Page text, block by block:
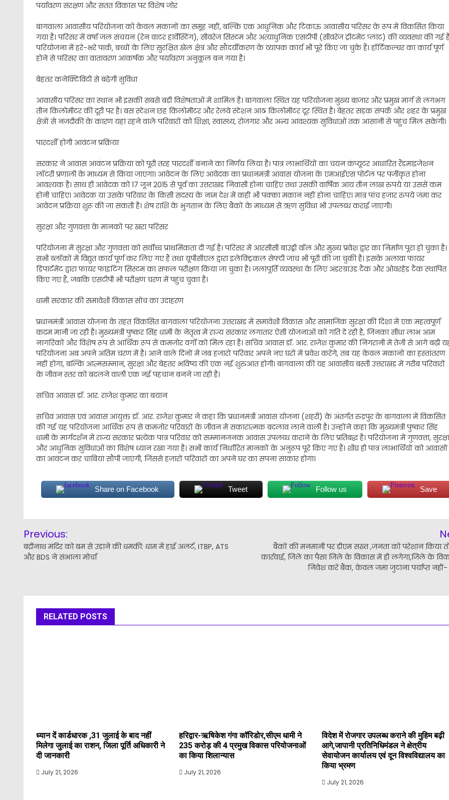
पर्यावरण संरक्षण और सतत विकास पर विशेष जोर
बागवाला आवासीय परियोजना को केवल मकानों का समूह नहीं, बल्कि एक आधुनिक और टिकाऊ आवासीय परिसर के रूप में विकसित किया
गया है। परिसर में वर्षा जल संचयन (रेन वाटर हार्वेस्टिंग), सीवरेज सिस्टम और अत्याधुनिक एसटीपी (सीवरेज ट्रीटमेंट प्लांट) की व्यवस्था की गई
परियोजना में हरे-भरे पार्क, बच्चों के लिए सुरक्षित खेल क्षेत्र और सौंदर्यीकरण के व्यापक कार्य भी पूरे किए जा चुके हैं। हॉर्टिकल्चर का कार्य पूर्ण
होने से परिसर का वातावरण आकर्षक और पर्यावरण अनुकूल बन गया है।
बेहतर कनेक्टिविटी से बढ़ेगी सुविधा
आवासीय परिसर का स्थान भी इसकी सबसे बड़ी विशेषताओं में शामिल है। बागवाला स्थित यह परियोजना मुख्य बाजार और प्रमुख मार्ग से लगभग
तीन किलोमीटर की दूरी पर है। बस स्टेशन छह किलोमीटर और रेलवे स्टेशन आठ किलोमीटर दूर स्थित है। बेहतर सड़क संपर्क और शहर के प्रमुख
क्षेत्रों से नजदीकी के कारण यहां रहने वाले परिवारों को शिक्षा, स्वास्थ्य, रोजगार और अन्य आवश्यक सुविधाओं तक आसानी से पहुंच मिल सकेगी।
पारदर्शी होगी आवंटन प्रक्रिया
सरकार ने आवास आवंटन प्रक्रिया को पूरी तरह पारदर्शी बनाने का निर्णय लिया है। पात्र लाभार्थियों का चयन कंप्यूटर आधारित रैंडमाइजेशन
लॉटरी प्रणाली के माध्यम से किया जाएगा। आवेदन के लिए आवेदक का प्रधानमंत्री आवास योजना के एमआईएस पोर्टल पर पंजीकृत होना
आवश्यक है। साथ ही आवेदक को 17 जून 2015 से पूर्व का उत्तराखंड निवासी होना चाहिए तथा उसकी वार्षिक आय तीन लाख रुपये या उससे कम
होनी चाहिए। आवेदक या उसके परिवार के किसी सदस्य के नाम देश में कहीं भी पक्का मकान नहीं होना चाहिए। मात्र पांच हजार रुपये जमा कर
आवेदन प्रक्रिया शुरू की जा सकती है। शेष राशि के भुगतान के लिए बैंकों के माध्यम से ऋण सुविधा भी उपलब्ध कराई जाएगी।
सुरक्षा और गुणवत्ता के मानकों पर खरा परिसर
परियोजना में सुरक्षा और गुणवत्ता को सर्वोच्च प्राथमिकता दी गई है। परिसर में आरसीसी बाउंड्री वॉल और मुख्य प्रवेश द्वार का निर्माण पूरा हो चुका है।
सभी ब्लॉकों में विद्युत कार्य पूर्ण कर लिए गए हैं तथा यूपीसीएल द्वारा इलेक्ट्रिकल सेफ्टी जांच भी पूरी की जा चुकी है। इसके अलावा फायर
डिपार्टमेंट द्वारा फायर फाइटिंग सिस्टम का सफल परीक्षण किया जा चुका है। जलापूर्ति व्यवस्था के लिए अंडरग्राउंड टैंक और ओवरहेड टैंक स्थापित
किए गए हैं, जबकि एसटीपी भी परीक्षण चरण में पहुंच चुका है।
धामी सरकार की समावेशी विकास सोच का उदाहरण
प्रधानमंत्री आवास योजना के तहत विकसित बागवाला परियोजना उत्तराखंड में समावेशी विकास और सामाजिक सुरक्षा की दिशा में एक महत्वपूर्ण
कदम मानी जा रही है। मुख्यमंत्री पुष्कर सिंह धामी के नेतृत्व में राज्य सरकार लगातार ऐसी योजनाओं को गति दे रही है, जिनका सीधा लाभ आम
नागरिकों और विशेष रूप से आर्थिक रूप से कमजोर वर्गों को मिल रहा है। सचिव आवास डॉ. आर. राजेश कुमार की निगरानी में तेजी से आगे बढ़ी
परियोजना अब अपने अंतिम चरण में है। आने वाले दिनों में जब हजारों परिवार अपने नए घरों में प्रवेश करेंगे, तब यह केवल मकानों का हस्तांतरण
नहीं होगा, बल्कि आत्मसम्मान, सुरक्षा और बेहतर भविष्य की एक नई शुरुआत होगी। बागवाला की यह आवासीय बस्ती उत्तराखंड में गरीब परिवारों
के जीवन स्तर को बदलने वाली एक नई पहचान बनने जा रही है।
सचिव आवास डॉ. आर. राजेश कुमार का बयान
सचिव आवास एवं आवास आयुक्त डॉ. आर. राजेश कुमार ने कहा कि प्रधानमंत्री आवास योजना (शहरी) के अंतर्गत रुद्रपुर के बागवाला में विकसित
की गई यह परियोजना आर्थिक रूप से कमजोर परिवारों के जीवन में सकारात्मक बदलाव लाने वाली है। उन्होंने कहा कि मुख्यमंत्री पुष्कर सिंह
धामी के मार्गदर्शन में राज्य सरकार प्रत्येक पात्र परिवार को सम्मानजनक आवास उपलब्ध कराने के लिए प्रतिबद्ध है। परियोजना में गुणवत्ता, सुरक्षा
और आधुनिक सुविधाओं का विशेष ध्यान रखा गया है। सभी कार्य निर्धारित मानकों के अनुरूप पूरे किए गए हैं। शीघ्र ही पात्र लाभार्थियों को आवासों
का आवंटन कर चाबियां सौंपी जाएंगी, जिससे हजारों परिवारों का अपने घर का सपना साकार होगा।
Share on Facebook Tweet Follow us Save
navigation
Previous:
बद्रीनाथ मंदिर को बम से उड़ाने की धमकी: धाम में हाई अलर्ट, ITBP, ATS
और BDS ने संभाला मोर्चा
बैंकों की मनमानी पर डीएम सख्त ,जनता को परेशान किया तो
कार्रवाई, जिले का पैसा जिले के विकास में ही लगेगा,जिले के
निवेश करें बैंक, केवल जमा जुटाना पर्याप्त नहीं-
RELATED POSTS
ध्यान दें कार्डधारक ,31 जुलाई के बाद नहीं
मिलेगा जुलाई का राशन, जिला पूर्ति अधिकारी ने
दी जानकारी
July 21, 2026
हरिद्वार-ऋषिकेश गंगा कॉरिडोर,सीएम धामी ने
235 करोड़ की 4 प्रमुख विकास परियोजनाओं
का किया शिलान्यास
July 21, 2026
विदेश में रोजगार उपलब्ध कराने की मुहिम बढ़ी
आगे,जापानी प्रतिनिधिमंडल ने क्षेत्रीय
सेवायोजन कार्यालय एवं दून विश्वविद्यालय का
किया भ्रमण
July 21, 2026